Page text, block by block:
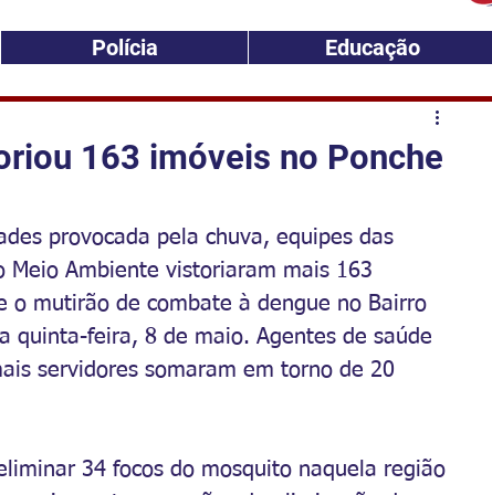
Polícia Educação
163 imóveis no Ponche
provocada pela chuva, equipes das
Meio Ambiente vistoriaram mais 163
o mutirão de combate à dengue no Bairro
quinta-feira, 8 de maio. Agentes de saúde
servidores somaram em torno de 20
34 focos do mosquito naquela região